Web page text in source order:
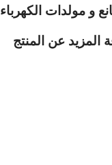
و مولدات الكهرباء
المزيد عن المنتج